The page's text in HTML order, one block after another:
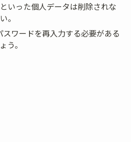
いった個人データは削除されな
。
ワードを再入力する必要がある
う。